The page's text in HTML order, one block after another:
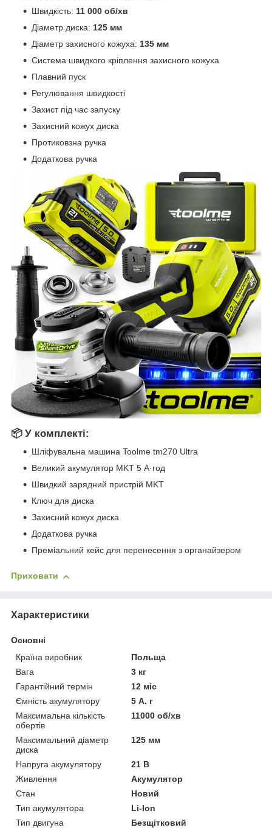
Швидкість: 11 000 об/хв
Діаметр диска: 125 мм
Діаметр захисного кожуха: 135 мм
Система швидкого кріплення захисного кожуха
Плавний пуск
Регулювання швидкості
Захист під час запуску
Захисний кожух диска
Протиковзна ручка
Додаткова ручка
📦 У комплекті:
Шліфувальна машина Toolme tm270 Ultra
Великий акумулятор MKT 5 А·год
Швидкий зарядний пристрій MKT
Ключ для диска
Захисний кожух диска
Додаткова ручка
Преміальний кейс для перенесення з органайзером
Приховати
Характеристики
Основні
Країна виробник
Польща
Вага
3 кг
Гарантійний термін
12 міс
Ємність акумулятору
5 А. г
Максимальна кількість
обертів
11000 об/хв
Максимальний діаметр
диска
125 мм
Напруга акумулятору
21 В
Живлення
Акумулятор
Стан
Новий
Тип акумулятора
Li-Ion
Тип двигуна
Безщітковий